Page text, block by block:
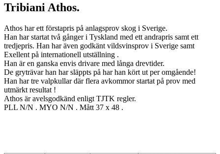
Tribiani Athos.
Athos har ett förstapris på anlagsprov skog i Sverige.
Han har startat två gånger i Tyskland med ett andrapris samt ett
tredjepris. Han har även godkänt vildsvinsprov i Sverige samt
Exellent på internationell utställning .
Han är en ganska envis drivare med långa drevtider.
De gryträvar han har släppts på har han kört ut per omgående!
Han har tre valpkullar där flera avkommor startat på prov med
utmärkt resultat !
Athos är avelsgodkänd enligt TJTK regler.
PLL N/N . MYO N/N . Mått 37 x 48 .